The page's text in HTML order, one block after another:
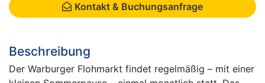
Kontakt & Buchungsanfrage
Beschreibung
Der Warburger Flohmarkt findet regelmäßig – mit einer